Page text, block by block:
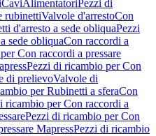
CaviAlimentatori Pezzi di
rubinettiValvole d'arrestoCon
d'arresto a sede obliquaPezzi
sede obliquaCon raccordi a
Con raccordi a pressare
Pezzi di ricambio per Con
di prelievoValvole di
per Rubinetti a sferaCon
ricambio per Con raccordi a
Pezzi di ricambio per Con
MapressPezzi di ricambio